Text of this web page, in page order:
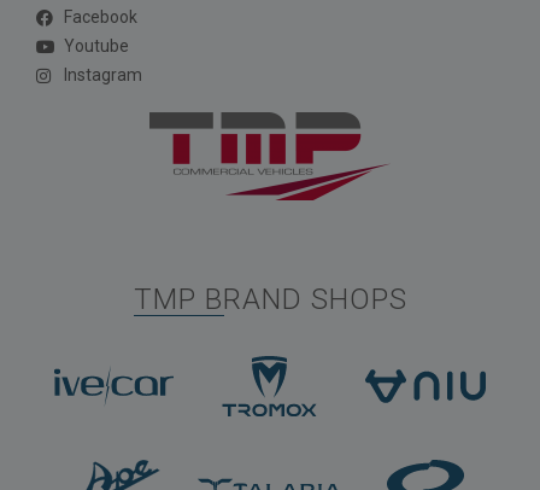
Facebook
Youtube
Instagram
TMP BRAND SHOPS